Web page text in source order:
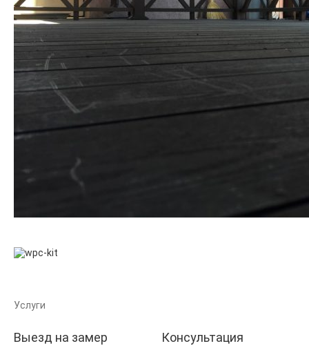
Услуги
Выезд на замер
Консультация